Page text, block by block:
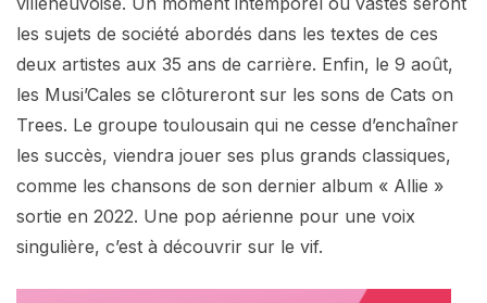
les sujets de société abordés dans les textes de ces
deux artistes aux 35 ans de carrière. Enfin, le 9 août,
les Musi’Cales se clôtureront sur les sons de Cats on
Trees. Le groupe toulousain qui ne cesse d’enchaîner
les succès, viendra jouer ses plus grands classiques,
comme les chansons de son dernier album « Allie »
sortie en 2022. Une pop aérienne pour une voix
singulière, c’est à découvrir sur le vif.